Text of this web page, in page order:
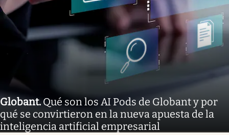
Globant.Qué son los AI Pods de Globant y por
qué se convirtieron en la nueva apuesta de la
inteligencia artificial empresarial